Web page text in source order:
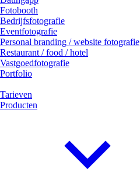
Fotobooth
Bedrijfsfotografie
Eventfotografie
Personal branding / website fotografie
Restaurant / food / hotel
Vastgoedfotografie
Portfolio
Tarieven
Producten